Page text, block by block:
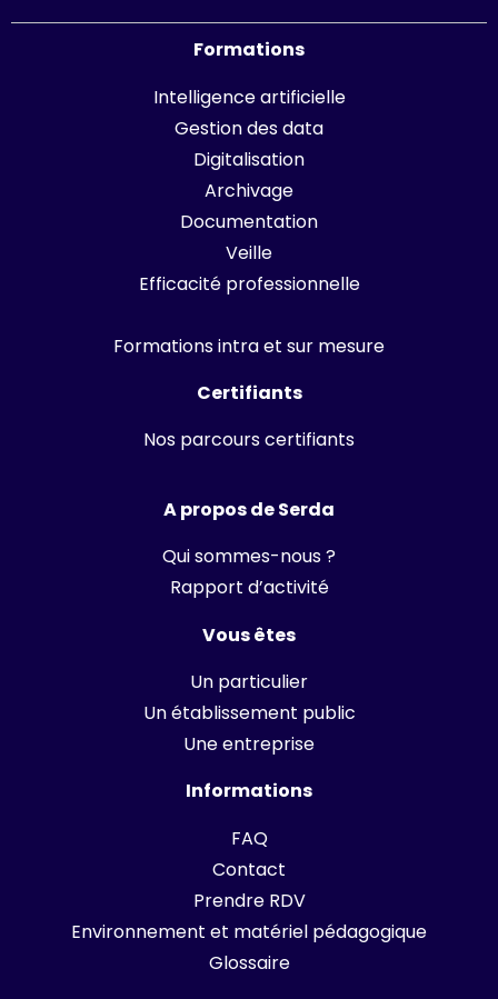
Formations
Intelligence artificielle
Gestion des data
Digitalisation
Archivage
Documentation
Veille
Efficacité professionnelle
Formations intra et sur mesure
Certifiants
Nos parcours certifiants
A propos de Serda
Qui sommes-nous ?
Rapport d’activité
Vous êtes
Un particulier
Un établissement public
Une entreprise
Informations
FAQ
Contact
Prendre RDV
Environnement et matériel pédagogique
Glossaire